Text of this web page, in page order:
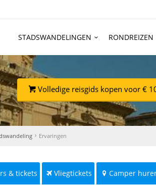
STADSWANDELINGEN RONDREIZEN
Volledige reisgids kopen voor €
Ervaringen
& tickets Vliegtickets Camper